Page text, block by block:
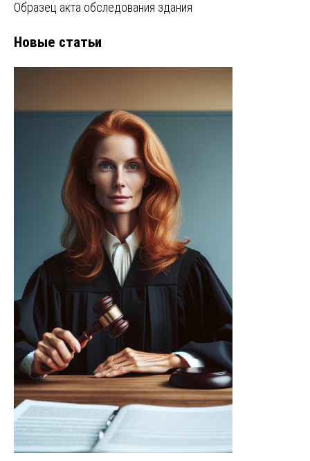
Образец акта обследования здания
Новые статьи